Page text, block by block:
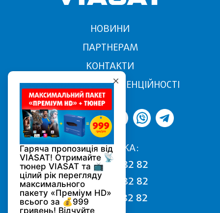
НОВИНИ
ПАРТНЕРАМ
КОНТАКТИ
ПОЛІТИКА КОНФІДЕНЦІЙНОСТІ
ПІДТРИМКА:
068 170 82 82
050 170 82 82
093 170 82 82